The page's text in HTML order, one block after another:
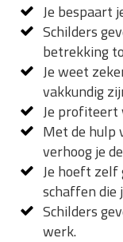
Je bespaart
Schilders
betrekking
Je weet
vakkundig
Je profiteert
Met de hulp
verhoog je
Je hoeft zelf
schaffen die
Schilders
werk.